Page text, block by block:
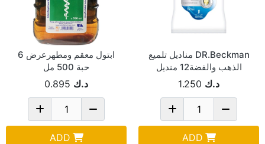
DR.Beckman مناديل تلميع
الذهب والفضة12 منديل
د.ك 1.250
ADD
ابتول معقم ومطهرعرض 6
حبة 500 مل
د.ك 0.895
ADD